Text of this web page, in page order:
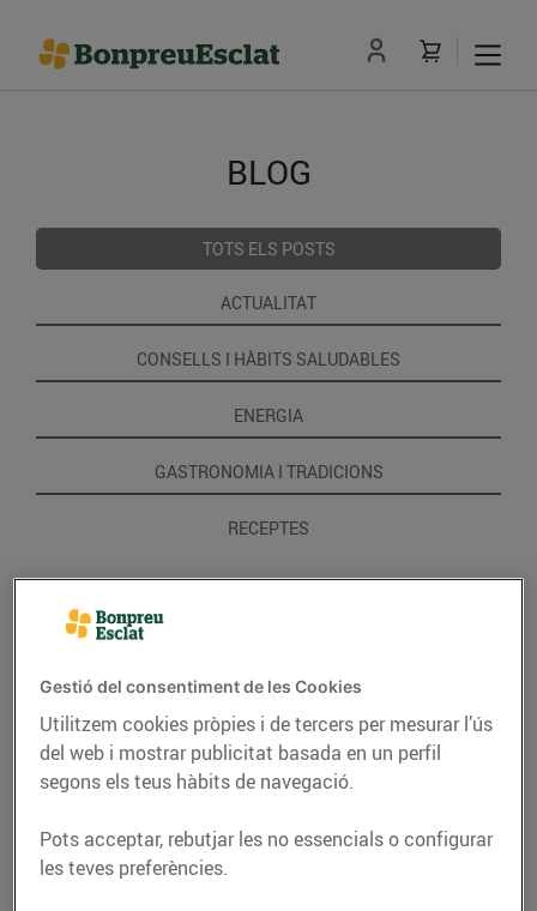
BLOG
TOTS ELS POSTS
ACTUALITAT
CONSELLS I HÀBITS SALUDABLES
ENERGIA
GASTRONOMIA I TRADICIONS
RECEPTES
RECEPTES
Gestió del consentiment de les Cookies
Utilitzem cookies pròpies i de tercers per mesurar l’ús
del web i mostrar publicitat basada en un perfil
segons els teus hàbits de navegació.
Pots acceptar, rebutjar les no essencials o configurar
les teves preferències.